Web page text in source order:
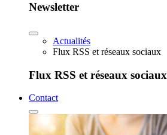
Newsletter
Actualités
Flux RSS et réseaux sociaux
Flux RSS et réseaux sociaux
Contact